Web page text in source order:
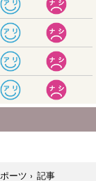
ーツ › 記事